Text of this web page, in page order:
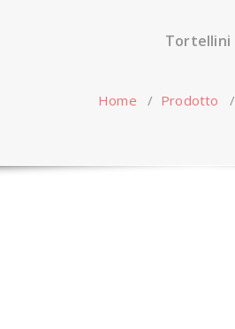
Tortellini
Home / Prodotto /